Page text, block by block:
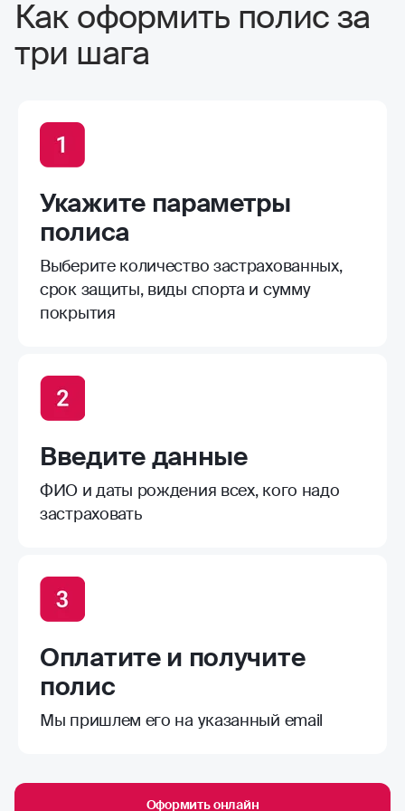
простой и быстрый, без проволочек, как
раз до следующих соревнований и
успели, конечно, от травм не убережет,
качественное
Как оформить полис за
три шага
Укажите параметры
полиса
Выберите количество застрахованных,
срок защиты, виды спорта и сумму
покрытия
Введите данные
ФИО и даты рождения всех, кого надо
застраховать
Оплатите и получите
полис
Мы пришлем его на указанный email
Оформить онлайн